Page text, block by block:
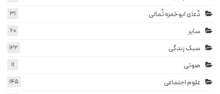
دُعای ابوحَمزه ثُمالی 31
سایر 60
سبک زندگی 122
صوتی 11
علوم اجتماعی 145